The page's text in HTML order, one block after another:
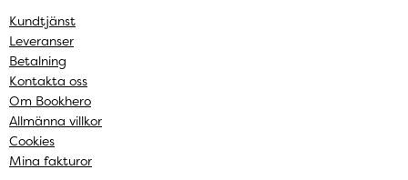
Kundtjänst
Leveranser
Betalning
Kontakta oss
Om Bookhero
Allmänna villkor
Cookies
Mina fakturor